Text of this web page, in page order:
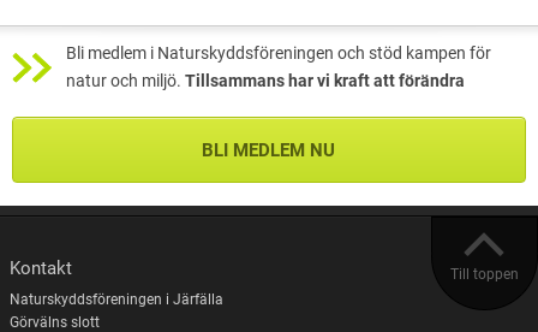
Bli medlem i Naturskyddsföreningen och stöd kampen för
natur och miljö. Tillsammans har vi kraft att förändra
BLI MEDLEM NU
Till toppen
Kontakt
Naturskyddsföreningen i Järfälla
Görvälns slott